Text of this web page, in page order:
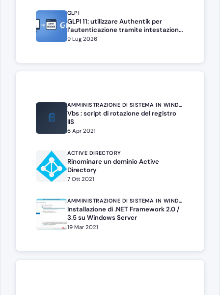
GLPI
GLPI 11: utilizzare Authentik per
l’autenticazione tramite intestazione
HTTP
9 Lug 2026
📄
AMMINISTRAZIONE DI SISTEMA IN WINDOWS SERVER
Vbs : script di rotazione del registro
IIS
6 Apr 2021
ACTIVE DIRECTORY
Rinominare un dominio Active
Directory
7 Ott 2021
AMMINISTRAZIONE DI SISTEMA IN WINDOWS SERVER
Installazione di .NET Framework 2.0 /
3.5 su Windows Server
19 Mar 2021